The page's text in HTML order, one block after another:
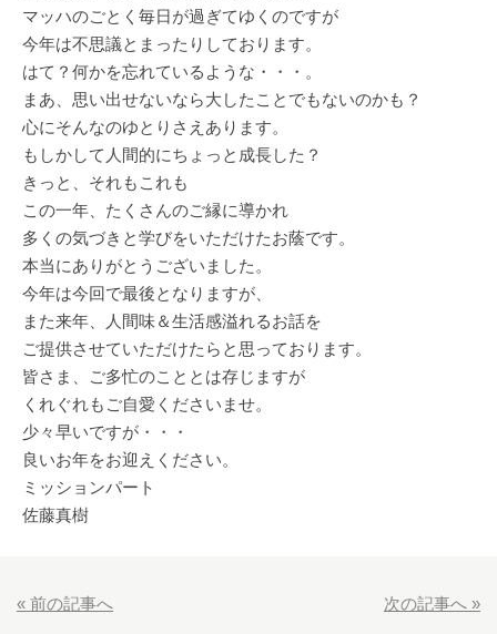
マッハのごとく毎日が過ぎてゆくのですが
今年は不思議とまったりしております。
はて？何かを忘れているような・・・。
まあ、思い出せないなら大したことでもないのかも？
心にそんなのゆとりさえあります。
もしかして人間的にちょっと成長した？
きっと、それもこれも
この一年、たくさんのご縁に導かれ
多くの気づきと学びをいただけたお蔭です。
本当にありがとうございました。
今年は今回で最後となりますが、
また来年、人間味＆生活感溢れるお話を
ご提供させていただけたらと思っております。
皆さま、ご多忙のこととは存じますが
くれぐれもご自愛くださいませ。
少々早いですが・・・
良いお年をお迎えください。
ミッションパート
佐藤真樹
« 前の記事へ 次の記事へ »